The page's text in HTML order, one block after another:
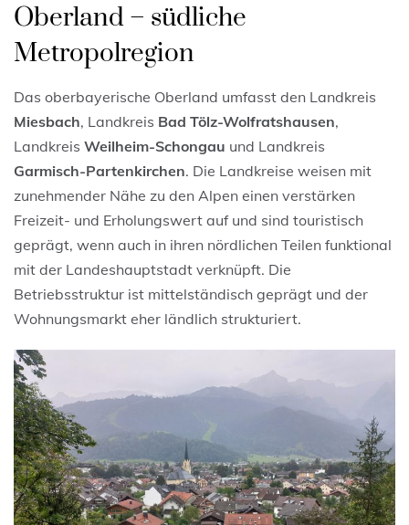
Oberland – südliche
Metropolregion
Das oberbayerische Oberland umfasst den Landkreis
Miesbach, Landkreis Bad Tölz-Wolfratshausen,
Landkreis Weilheim-Schongau und Landkreis
Garmisch-Partenkirchen. Die Landkreise weisen mit
zunehmender Nähe zu den Alpen einen verstärken
Freizeit- und Erholungswert auf und sind touristisch
geprägt, wenn auch in ihren nördlichen Teilen funktional
mit der Landeshauptstadt verknüpft. Die
Betriebsstruktur ist mittelständisch geprägt und der
Wohnungsmarkt eher ländlich strukturiert.